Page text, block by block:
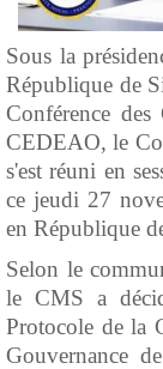
Sous la
République de
Conférence
CEDEAO, le
s'est réuni en
ce jeudi 27
en République
Selon le
le CMS a
Protocole de la
Gouvernance